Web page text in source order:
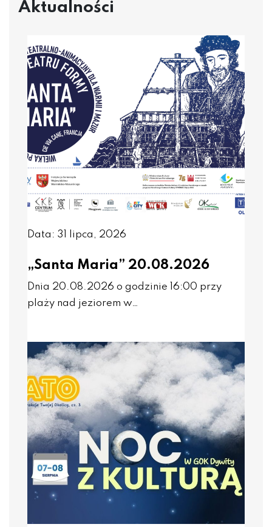
Aktualności
Data: 31 lipca, 2026
„Santa Maria” 20.08.2026
Dnia 20.08.2026 o godzinie 16:00 przy
plaży nad jeziorem w…